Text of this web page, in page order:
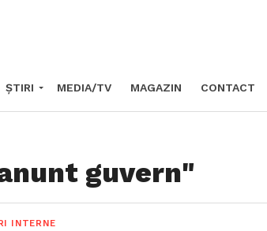
ȘTIRI MEDIA/TV MAGAZIN CONTACT
guvern"
INTERNE